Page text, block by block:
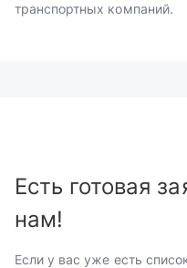
транспортных компаний.
Есть готовая
нам!
Если у вас уже есть